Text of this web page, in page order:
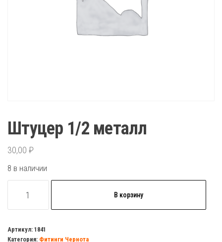
Штуцер 1/2 металл
30,00 ₽
8 в наличии
товара
1/2
В корзину
Артикул: 1841
Категория: Фитинги Чернота